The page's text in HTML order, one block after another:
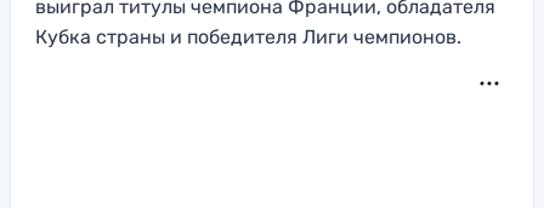
выиграл титулы чемпиона Франции, обладателя
Кубка страны и победителя Лиги чемпионов.